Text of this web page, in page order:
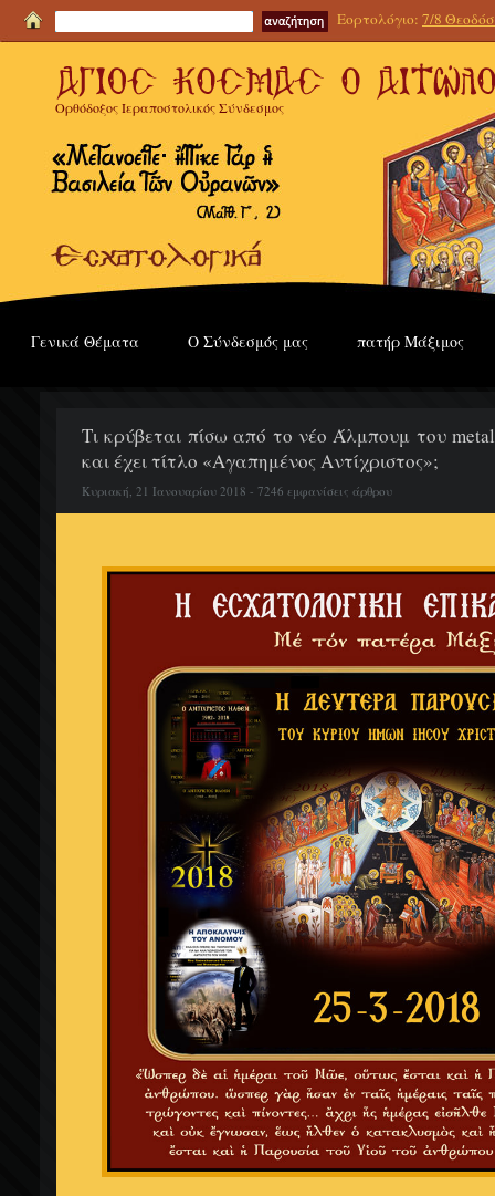
Εορτολόγιο: 7/8
Ορθόδοξος Ιεραποστολικός Σύνδεσμος
Γενικά Θέματα Ο Σύνδεσμός μας πατήρ Μάξιμος
Τι κρύβεται πίσω από το νέο Άλμπουμ του
και έχει τίτλο «Αγαπημένος Αντίχριστος»;
Κυριακή, 21 Ιανουαρίου 2018 - 7246 εμφανίσεις άρθρου